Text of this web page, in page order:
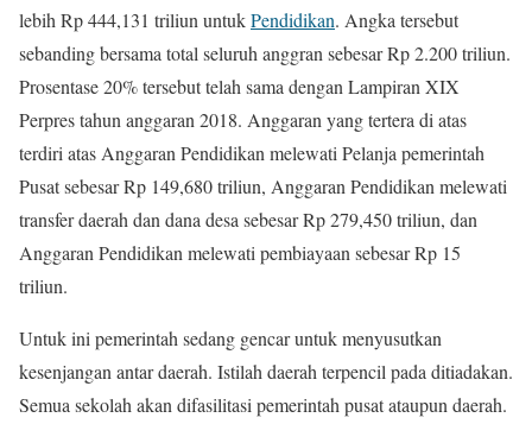
lebih Rp 444,131 triliun untukPendidikan. Angka tersebut
sebanding bersama total seluruh anggran sebesar Rp 2.200 triliun.
Prosentase 20% tersebut telah sama dengan Lampiran XIX
Perpres tahun anggaran 2018. Anggaran yang tertera di atas
terdiri atas Anggaran Pendidikan melewati Pelanja pemerintah
Pusat sebesar Rp 149,680 triliun, Anggaran Pendidikan melewati
transfer daerah dan dana desa sebesar Rp 279,450 triliun, dan
Anggaran Pendidikan melewati pembiayaan sebesar Rp 15
triliun.
Untuk ini pemerintah sedang gencar untuk menyusutkan
kesenjangan antar daerah. Istilah daerah terpencil pada ditiadakan.
Semua sekolah akan difasilitasi pemerintah pusat ataupun daerah.